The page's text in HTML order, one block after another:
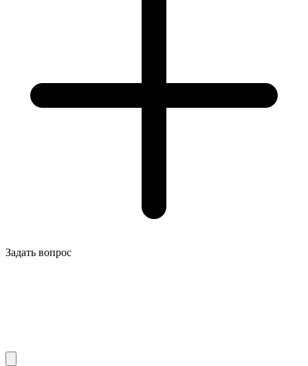
Задать вопрос